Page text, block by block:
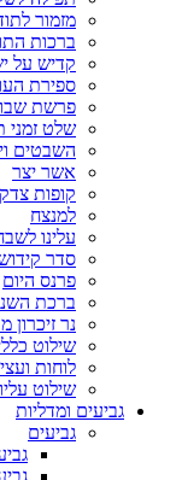
מזמור
ברכות
קדיש על
ספירת
פרשת
שלט זמני
השבטים
אשר יצר
קופות
למנצח
עלינו
סדר
פרנס היום
ברכת
נר זיכרון
שילוט
לוחות ועצי
שילוט
גביעים ומדליות
גביעים